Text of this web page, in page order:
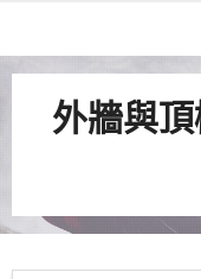
關於我們
服務項目
服務流程
外牆與